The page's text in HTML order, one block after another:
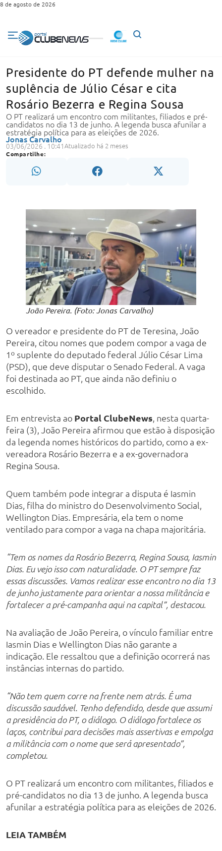
8 de agosto de 2026
Presidente do PT defende mulher na
suplência de Júlio César e cita
Rosário Bezerra e Regina Sousa
O PT realizará um encontro com militantes, filiados e pré-
candidatos no dia 13 de junho. A legenda busca afunilar a
estratégia política para as eleições de 2026.
Jonas Carvalho
03/06/2026 . 10:41Atualizado há 2 meses
Compartilhe:
João Pereira. (Foto: Jonas Carvalho)
O vereador e presidente do PT de Teresina, João
Pereira, citou nomes que podem compor a vaga de
1º suplente do deputado federal Júlio César Lima
(PSD), que deve disputar o Senado Federal. A vaga
foi destinada ao PT, que ainda não definiu o
escolhido.
Em entrevista ao Portal ClubeNews, nesta quarta-
feira (3), João Pereira afirmou que estão à disposição
da legenda nomes históricos do partido, como a ex-
vereadora Rosário Bezerra e a ex-governadora
Regina Sousa.
Quem também pode integrar a disputa é Iasmin
Dias, filha do ministro do Desenvolvimento Social,
Wellington Dias. Empresária, ela tem o nome
ventilado para compor a vaga na chapa majoritária.
“Tem os nomes da Rosário Bezerra, Regina Sousa, Iasmin
Dias. Eu vejo isso com naturalidade. O PT sempre faz
essas discussões. Vamos realizar esse encontro no dia 13
de junho justamente para orientar a nossa militância e
fortalecer a pré-campanha aqui na capital”, destacou.
Na avaliação de João Pereira, o vínculo familiar entre
Iasmin Dias e Wellington Dias não garante a
indicação. Ele ressaltou que a definição ocorrerá nas
instâncias internas do partido.
“Não tem quem corre na frente nem atrás. É uma
discussão saudável. Tenho defendido, desde que assumi
a presidência do PT, o diálogo. O diálogo fortalece os
laços, contribui para decisões mais assertivas e empolga
a militância com o nome que será apresentado”,
completou.
O PT realizará um encontro com militantes, filiados e
pré-candidatos no dia 13 de junho. A legenda busca
afunilar a estratégia política para as eleições de 2026.
LEIA TAMBÉM